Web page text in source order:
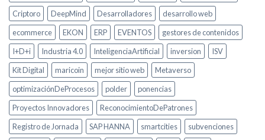
Criptoro
DeepMind Desarrolladores
desarrollo web
ecommerce
EKON ERP EVENTOS
gestores de contenidos
I+D+i
Industria 4.0 InteligenciaArtificial inversion
ISV
Kit Digital
maricoin mejor sitio web
Metaverso
optimizaciónDeProcesos
polder
ponencias
Proyectos Innovadores
ReconocimientoDePatrones
Registro de Jornada
SAP HANNA smartcities
subvenciones